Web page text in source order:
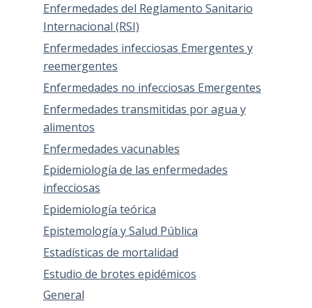
Enfermedades del Reglamento Sanitario
Internacional (RSI)
Enfermedades infecciosas Emergentes y
reemergentes
Enfermedades no infecciosas Emergentes
Enfermedades transmitidas por agua y
alimentos
Enfermedades vacunables
Epidemiología de las enfermedades
infecciosas
Epidemiología teórica
Epistemología y Salud Pública
Estadísticas de mortalidad
Estudio de brotes epidémicos
General